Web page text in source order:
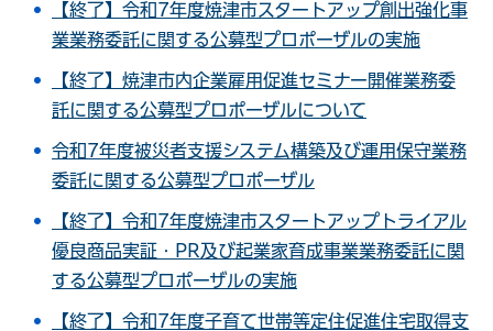
【終了】令和7年度焼津市スタートアップ創出強化事
業業務委託に関する公募型プロポーザルの実施
【終了】焼津市内企業雇用促進セミナー開催業務委
託に関する公募型プロポーザルについて
令和7年度被災者支援システム構築及び運用保守業務
委託に関する公募型プロポーザル
【終了】令和7年度焼津市スタートアップトライアル
優良商品実証・PR及び起業家育成事業業務委託に関
する公募型プロポーザルの実施
【終了】令和7年度子育て世帯等定住促進住宅取得支